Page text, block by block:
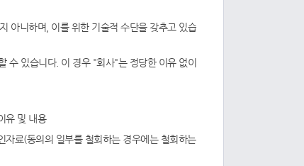
아니하며, 이를 위한 기술적 수단을 갖추고 있습
수 있습니다. 이 경우 "회사"는 정당한 이유 없이
유 및 내용
료(동의의 일부를 철회하는 경우에는 철회하는